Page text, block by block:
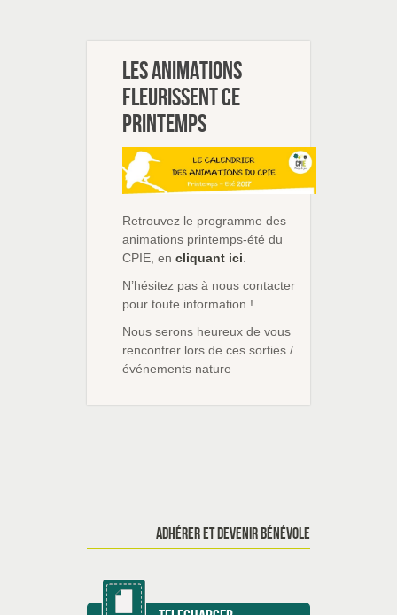
Les animations
fleurissent ce
printemps
Retrouvez le programme des
animations printemps-été du
CPIE, en cliquant ici
N’hésitez pas à nous contacter
pour toute information !
Nous serons heureux de vous
rencontrer lors de ces sorties /
événements nature
ADHÉRER ET DEVENIR BÉNÉVOLE